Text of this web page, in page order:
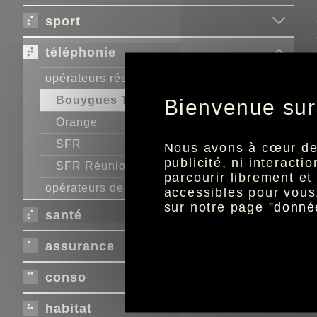
sport
téléphonie
opérateurs réseau
Bouygues Telecom
Orange
SFR
SFR Réunion
opérateurs de réseau mobile virtuel
santé
assurance
conso
habitat
Bienvenue
Nous avons à cœur
publicité, ni
parcourir librement et
accessibles pour
sur notre page ”